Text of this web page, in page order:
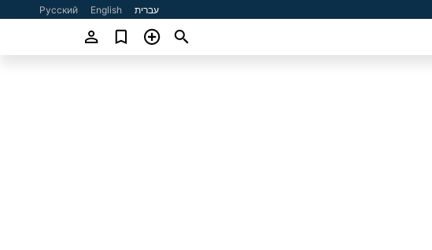
עברית English
Русский